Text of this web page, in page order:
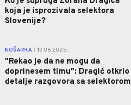
koja je isprozivala selektora
Slovenije?
KOŠARKA 13.08.2025.
"Rekao je da ne mogu da
doprinesem timu": Dragić otkrio
detalje razgovora sa selektorom